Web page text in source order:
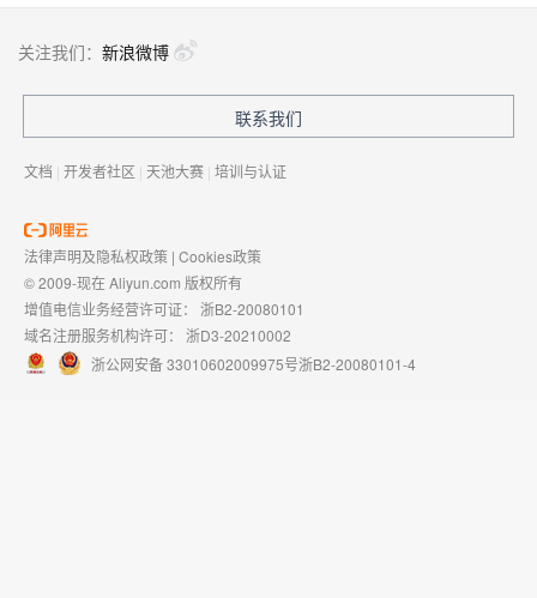
关注我们： 新浪微博
联系我们
文档 | 开发者社区 | 天池大赛 | 培训与认证
法律声明及隐私权政策 | Cookies政策
© 2009-现在 Aliyun.com 版权所有
增值电信业务经营许可证： 浙B2-20080101
域名注册服务机构许可： 浙D3-20210002
浙公网安备 33010602009975号浙B2-20080101-4